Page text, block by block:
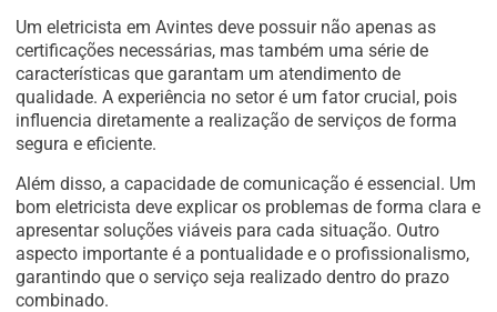
Um eletricista em Avintes deve possuir não apenas as
certificações necessárias, mas também uma série de
características que garantam um atendimento de
qualidade. A experiência no setor é um fator crucial, pois
influencia diretamente a realização de serviços de forma
segura e eficiente.
Além disso, a capacidade de comunicação é essencial. Um
bom eletricista deve explicar os problemas de forma clara e
apresentar soluções viáveis para cada situação. Outro
aspecto importante é a pontualidade e o profissionalismo,
garantindo que o serviço seja realizado dentro do prazo
combinado.